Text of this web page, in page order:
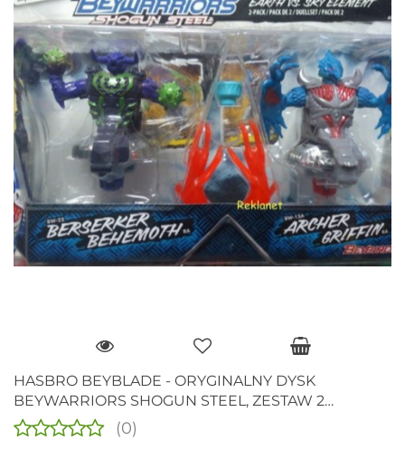
HASBRO BEYBLADE - ORYGINALNY DYSK
BEYWARRIORS SHOGUN STEEL, ZESTAW 2
DYSKÓW
(0)